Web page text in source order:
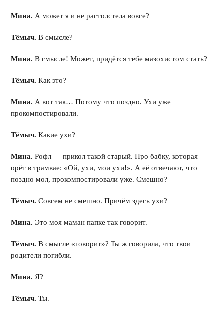
Мина. А может я и не растолстела вовсе?
Тёмыч. В смысле?
Мина. В смысле! Может, придётся тебе мазохистом стать?
Тёмыч. Как это?
Мина. А вот так… Потому что поздно. Ухи уже
прокомпостировали.
Тёмыч. Какие ухи?
Мина. Рофл — прикол такой старый. Про бабку, которая
орёт в трамвае: «Ой, ухи, мои ухи!». А её отвечают, что
поздно мол, прокомпостировали уже. Смешно?
Тёмыч. Совсем не смешно. Причём здесь ухи?
Мина. Это моя маман папке так говорит.
Тёмыч. В смысле «говорит»? Ты ж говорила, что твои
родители погибли.
Мина. Я?
Тёмыч. Ты.